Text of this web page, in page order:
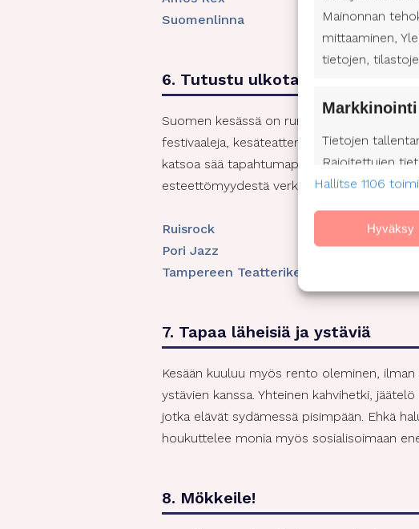
Mainonnan
mittaaminen,
tietojen,
Markkinointi
Tietojen
Rajoitettujen
mainosprofiilin
Profiilien
kehittäminen ja
Tietojen
tietoihin, Eri
tunnistaminen
perusteella.
tekninen
Hallitse 1106
Hyväksy
Suomenlinna
6. Tutustu ulkotapahtumiin
Suomen kesässä on runsaasti
festivaaleja, kesäteatteria ja
katsoa sää tapahtumapäivänä, ja varautua
esteettömyydestä verkkosivuillaan.
Ruisrock
Pori Jazz
Tampereen Teatterikesä
7. Tapaa läheisiä ja ystäviä
Kesään kuuluu myös rento oleminen,
ystävien kanssa. Yhteinen kahvihetki,
jotka elävät sydämessä pisimpään. Ehkä
houkuttelee monia myös sosialisoimaan
8. Mökkeile!